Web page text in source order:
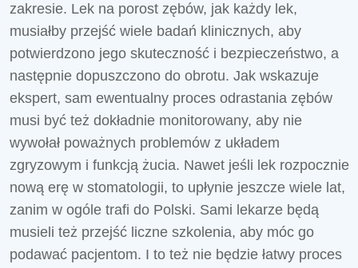
zakresie. Lek na porost zębów, jak każdy lek,
musiałby przejść wiele badań klinicznych, aby
potwierdzono jego skuteczność i bezpieczeństwo, a
następnie dopuszczono do obrotu. Jak wskazuje
ekspert, sam ewentualny proces odrastania zębów
musi być też dokładnie monitorowany, aby nie
wywołał poważnych problemów z układem
zgryzowym i funkcją żucia. Nawet jeśli lek rozpocznie
nową erę w stomatologii, to upłynie jeszcze wiele lat,
zanim w ogóle trafi do Polski. Sami lekarze będą
musieli też przejść liczne szkolenia, aby móc go
podawać pacjentom. I to też nie będzie łatwy proces